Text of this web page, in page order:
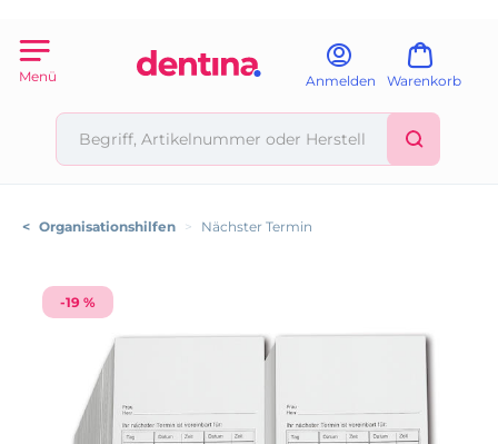
Menü Anmelden Warenkorb
< Organisationshilfen > Nächster Termin
-19 %